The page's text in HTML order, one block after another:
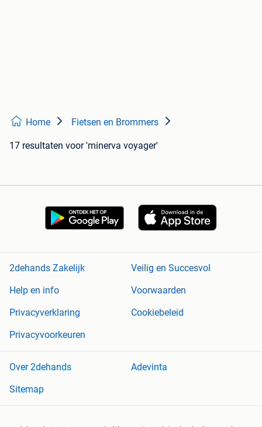
Home Fietsen en Brommers
17 resultaten voor 'minerva voyager'
2dehands Zakelijk
Veilig en Succesvol
Help en info
Voorwaarden
Privacyverklaring
Cookiebeleid
Privacyvoorkeuren
Over 2dehands
Adevinta
Sitemap